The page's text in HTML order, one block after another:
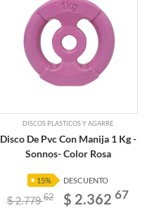
DISCOS PLASTICOS Y AGARRE
Disco De Pvc Con Manija 1 Kg -
Sonnos- Color Rosa
15% DESCUENTO
$ 2.77962 $ 2.362 67